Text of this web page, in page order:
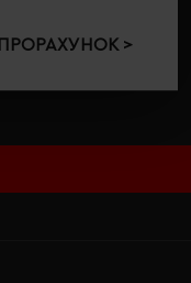
ПРОРАХУНОК >